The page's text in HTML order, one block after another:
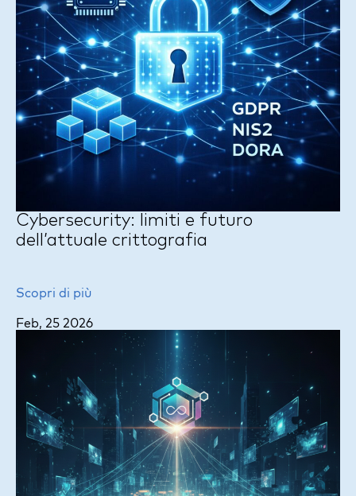
Cybersecurity: limiti e futuro
dell’attuale crittografia
Scopri di più
Feb, 25 2026